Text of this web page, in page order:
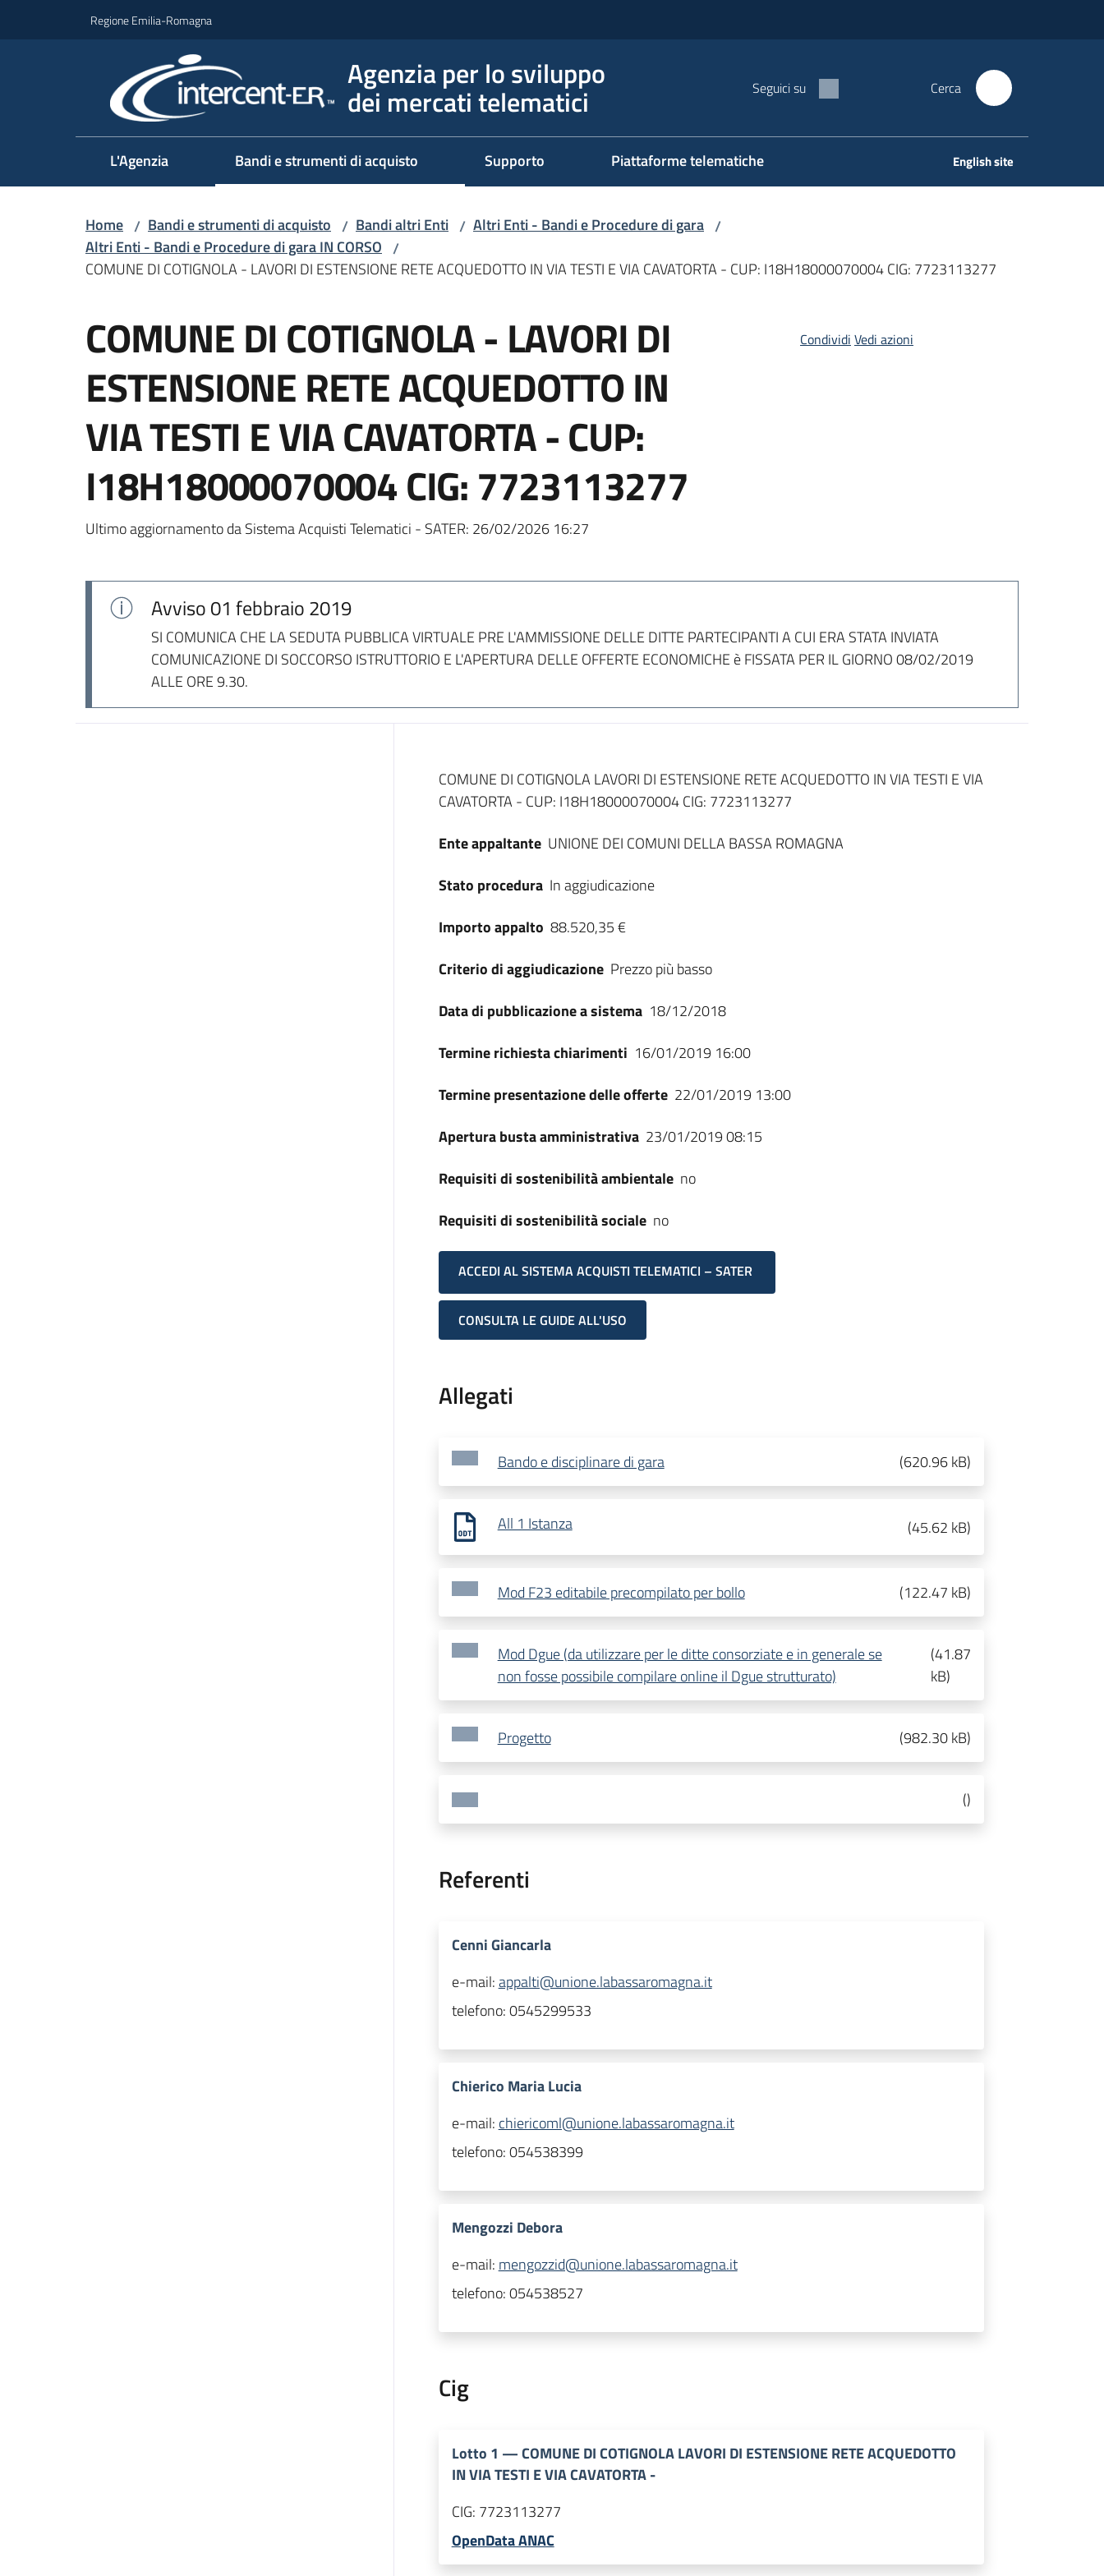
Regione Emilia-Romagna
Agenzia per lo sviluppo
dei mercati telematici Seguici su Cerca
L'Agenzia Bandi e strumenti di acquisto Supporto Piattaforme telematiche English site
Home / Bandi e strumenti di acquisto / Bandi altri Enti / Altri Enti - Bandi e Procedure di gara /
Altri Enti - Bandi e Procedure di gara IN CORSO /
COMUNE DI COTIGNOLA - LAVORI DI ESTENSIONE RETE ACQUEDOTTO IN VIA TESTI E VIA CAVATORTA - CUP: I18H18000070004 CIG: 7723113277
COMUNE DI COTIGNOLA - LAVORI DI
ESTENSIONE RETE ACQUEDOTTO IN
VIA TESTI E VIA CAVATORTA - CUP:
I18H18000070004 CIG: 7723113277
Ultimo aggiornamento da Sistema Acquisti Telematici - SATER: 26/02/2026 16:27
Condividi Vedi azioni
Avviso01 febbraio 2019
SI COMUNICA CHE LA SEDUTA PUBBLICA VIRTUALE PRE L'AMMISSIONE DELLE DITTE PARTECIPANTI A CUI ERA STATA INVIATA
COMUNICAZIONE DI SOCCORSO ISTRUTTORIO E L'APERTURA DELLE OFFERTE ECONOMICHE è FISSATA PER IL GIORNO 08/02/2019
ALLE ORE 9.30.
Dati del bando
COMUNE DI COTIGNOLA LAVORI DI ESTENSIONE RETE ACQUEDOTTO IN VIA TESTI E VIA
CAVATORTA - CUP: I18H18000070004 CIG: 7723113277
Ente appaltante UNIONE DEI COMUNI DELLA BASSA ROMAGNA
Stato procedura In aggiudicazione
Importo appalto 88.520,35 €
Criterio di aggiudicazione Prezzo più basso
Data di pubblicazione a sistema 18/12/2018
Termine richiesta chiarimenti 16/01/2019 16:00
Termine presentazione delle offerte 22/01/2019 13:00
Apertura busta amministrativa 23/01/2019 08:15
Requisiti di sostenibilità ambientale no
Requisiti di sostenibilità sociale no
ACCEDI AL SISTEMA ACQUISTI TELEMATICI – SATER
CONSULTA LE GUIDE ALL'USO
Allegati
Bando e disciplinare di gara (620.96 kB)
All 1 Istanza (45.62 kB)
Mod F23 editabile precompilato per bollo (122.47 kB)
Mod Dgue (da utilizzare per le ditte consorziate e in generale se
non fosse possibile compilare online il Dgue strutturato)
(41.87
kB)
Progetto (982.30 kB)
()
Referenti
Cenni Giancarla
e-mail:appalti@unione.labassaromagna.it
telefono:0545299533
Chierico Maria Lucia
e-mail: chiericoml@unione.labassaromagna.it
telefono:054538399
Mengozzi Debora
e-mail: mengozzid@unione.labassaromagna.it
telefono:054538527
Cig
Lotto 1 —COMUNE DI COTIGNOLA LAVORI DI ESTENSIONE RETE ACQUEDOTTO
IN VIA TESTI E VIA CAVATORTA -
CIG: 7723113277
OpenData ANAC